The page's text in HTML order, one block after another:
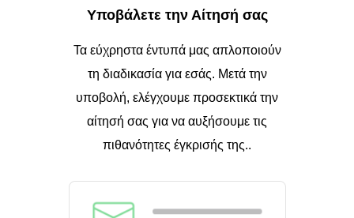
Υποβάλετε την Αίτησή σας
Τα εύχρηστα έντυπά μας απλοποιούν
τη διαδικασία για εσάς. Μετά την
υποβολή, ελέγχουμε προσεκτικά την
αίτησή σας για να αυξήσουμε τις
πιθανότητες έγκρισής της..